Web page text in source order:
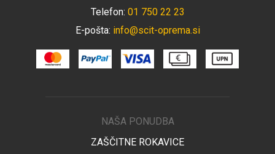
Telefon: 01 750 22 23
E-pošta: info@scit-oprema.si
NAŠA PONUDBA
ZAŠČITNE ROKAVICE